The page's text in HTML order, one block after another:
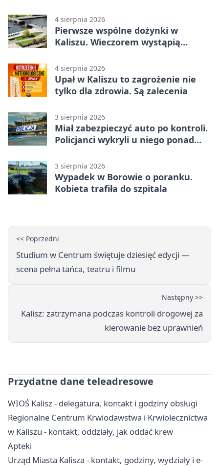
4 sierpnia 2026
Pierwsze wspólne dożynki w
Kaliszu. Wieczorem wystąpią
4 sierpnia 2026
Upał w Kaliszu to zagrożenie nie
tylko dla zdrowia. Są zalecenia
3 sierpnia 2026
Miał zabezpieczyć auto po kontroli.
Policjanci wykryli u niego ponad
3 sierpnia 2026
Wypadek w Borowie o poranku.
Kobieta trafiła do szpitala
<< Poprzedni
Studium w Centrum świętuje dziesięć edycji —
scena pełna tańca, teatru i filmu
Następny >>
Kalisz: zatrzymana podczas kontroli drogowej za
kierowanie bez uprawnień
Przydatne dane teleadresowe
WIOŚ Kalisz - delegatura, kontakt i godziny obsługi
Regionalne Centrum Krwiodawstwa i Krwiolecznictwa
w Kaliszu - kontakt, oddziały, jak oddać krew
Apteki
Urząd Miasta Kalisza - kontakt, godziny, wydziały i e-